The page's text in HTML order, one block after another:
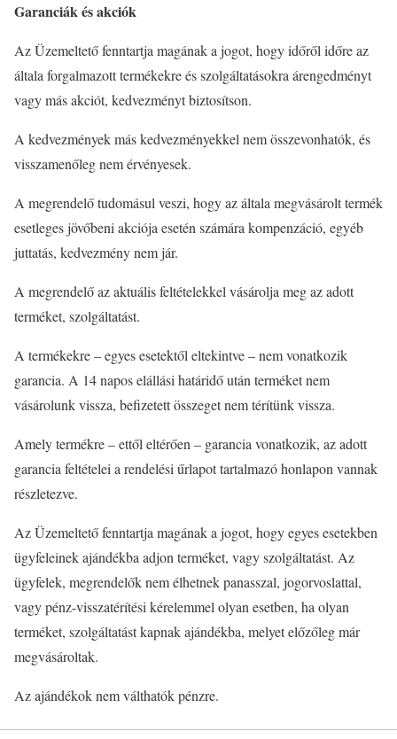
Garanciák és akciók
Az Üzemeltető fenntartja magának a jogot, hogy időről időre az
általa forgalmazott termékekre és szolgáltatásokra árengedményt
vagy más akciót, kedvezményt biztosítson.
A kedvezmények más kedvezményekkel nem összevonhatók, és
visszamenőleg nem érvényesek.
A megrendelő tudomásul veszi, hogy az általa megvásárolt termék
esetleges jövőbeni akciója esetén számára kompenzáció, egyéb
juttatás, kedvezmény nem jár.
A megrendelő az aktuális feltételekkel vásárolja meg az adott
terméket, szolgáltatást.
A termékekre – egyes esetektől eltekintve – nem vonatkozik
garancia. A 14 napos elállási határidő után terméket nem
vásárolunk vissza, befizetett összeget nem térítünk vissza.
Amely termékre – ettől eltérően – garancia vonatkozik, az adott
garancia feltételei a rendelési űrlapot tartalmazó honlapon vannak
részletezve.
Az Üzemeltető fenntartja magának a jogot, hogy egyes esetekben
ügyfeleinek ajándékba adjon terméket, vagy szolgáltatást. Az
ügyfelek, megrendelők nem élhetnek panasszal, jogorvoslattal,
vagy pénz-visszatérítési kérelemmel olyan esetben, ha olyan
terméket, szolgáltatást kapnak ajándékba, melyet előzőleg már
megvásároltak.
Az ajándékok nem válthatók pénzre.